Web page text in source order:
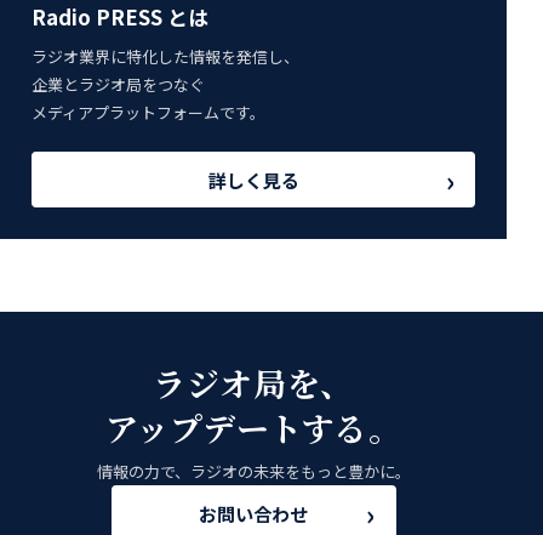
Radio PRESS とは
ラジオ業界に特化した情報を発信し、
企業とラジオ局をつなぐ
メディアプラットフォームです。
詳しく見る ›
ラジオ局を、
アップデートする。
情報の力で、ラジオの未来をもっと豊かに。
お問い合わせ ›